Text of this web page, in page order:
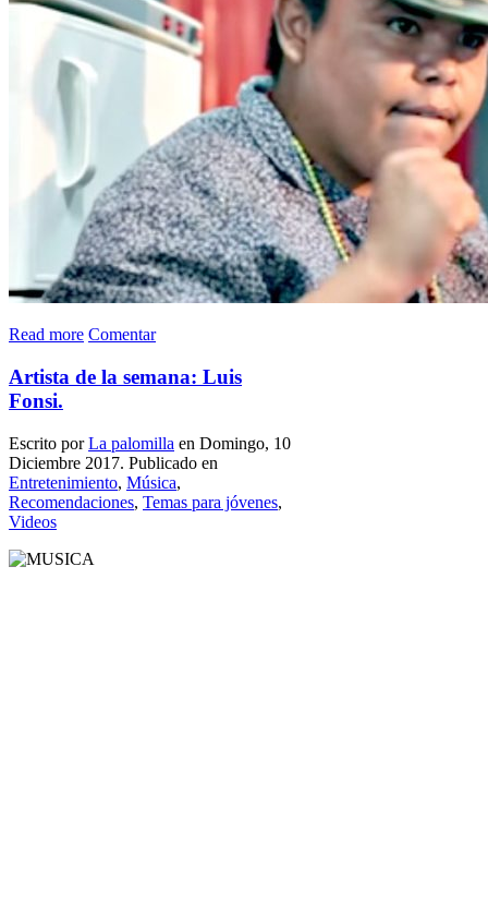
Read more Comentar
Artista de la semana: Luis
Fonsi.
Escrito porLa palomilla en Domingo, 10
Diciembre 2017. Publicado en
Entretenimiento, Música,
Recomendaciones, Temas para jóvenes,
Videos